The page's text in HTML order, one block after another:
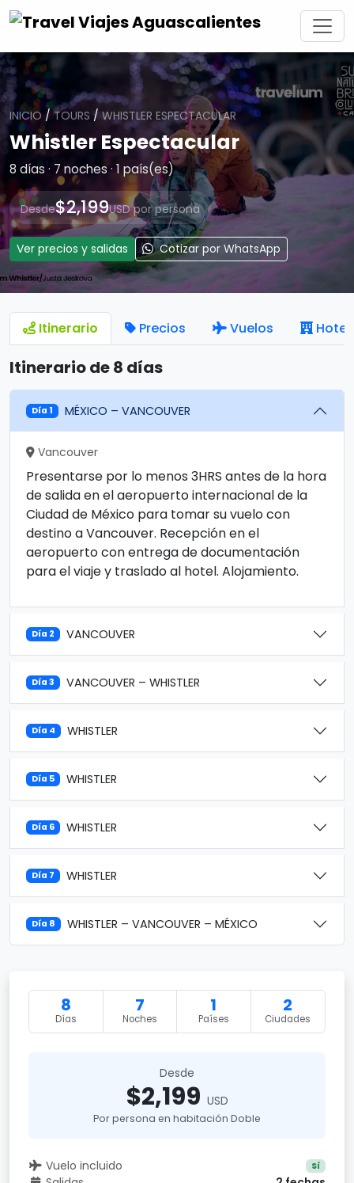
INICIO /TOURS /WHISTLER ESPECTACULAR
Whistler Espectacular
8 días · 7 noches · 1 país(es)
Desde$2,199USD por persona
Ver precios y salidas Cotizar por WhatsApp
Itinerario Precios Vuelos
Itinerario de 8 días
Día 1 MÉXICO – VANCOUVER
Vancouver
Presentarse por lo menos 3HRS antes de la hora
de salida en el aeropuerto internacional de la
Ciudad de México para tomar su vuelo con
destino a Vancouver. Recepción en el
aeropuerto con entrega de documentación
para el viaje y traslado al hotel. Alojamiento.
Día 2 VANCOUVER
Día 3 VANCOUVER – WHISTLER
Día 4 WHISTLER
Día 5 WHISTLER
Día 6 WHISTLER
Día 7 WHISTLER
Día 8 WHISTLER – VANCOUVER – MÉXICO
8
Días
7
Noches
1
Países
2
Ciudades
Desde
$2,199 USD
Por persona en habitación Doble
Vuelo incluido Sí